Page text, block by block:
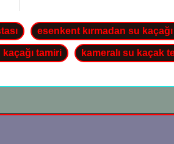
esenkent kırmadan su
kaçağı tamiri kameralı su kaçak